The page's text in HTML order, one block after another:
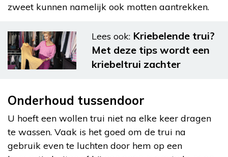
zweet kunnen namelijk ook motten aantrekken.
Lees ook: Kriebelende trui?
Met deze tips wordt een
kriebeltrui zachter
Onderhoud tussendoor
U hoeft een wollen trui niet na elke keer dragen
te wassen. Vaak is het goed om de trui na
gebruik even te luchten door hem op een